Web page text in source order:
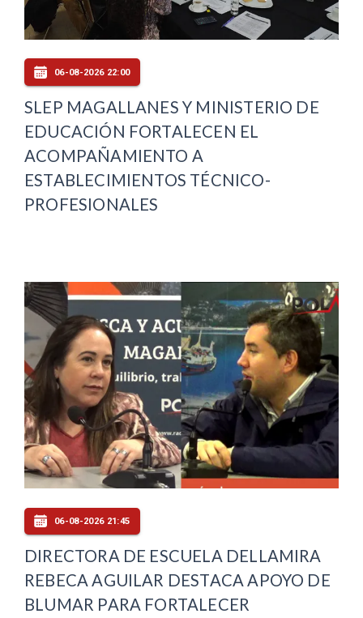
06-08-2026 22:00
SLEP MAGALLANES Y MINISTERIO DE
EDUCACIÓN FORTALECEN EL
ACOMPAÑAMIENTO A
ESTABLECIMIENTOS TÉCNICO-
PROFESIONALES
06-08-2026 21:45
DIRECTORA DE ESCUELA DELLAMIRA
REBECA AGUILAR DESTACA APOYO DE
BLUMAR PARA FORTALECER